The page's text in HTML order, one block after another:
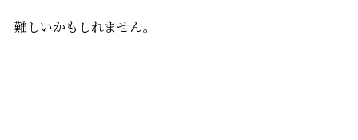
難しいかもしれません。